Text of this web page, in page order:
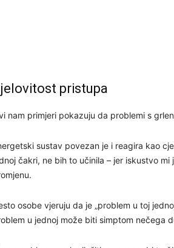
pristupa
nam primjeri pokazuju da problemi s
sustav povezan je i reagira kao
čakri, ne bih to učinila – jer iskustvo
osobe vjeruju da je „problem u toj
u jednoj može biti simptom nečega